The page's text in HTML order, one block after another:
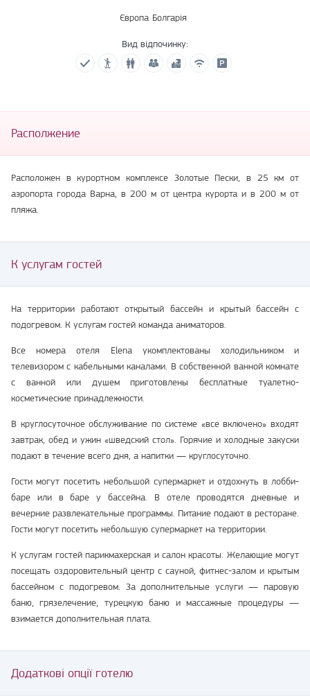
Європа Болгарія
Вид відпочинку:
Располжение
Расположен в курортном комплексе Золотые Пески, в 25 км от
аэропорта города Варна, в 200 м от центра курорта и в 200 м от
пляжа.
К услугам гостей
На территории работают открытый бассейн и крытый бассейн с
подогревом. К услугам гостей команда аниматоров.
Все номера отеля Elena укомплектованы холодильником и
телевизором с кабельными каналами. В собственной ванной комнате
с ванной или душем приготовлены бесплатные туалетно-
косметические принадлежности.
В круглосуточное обслуживание по системе «все включено» входят
завтрак, обед и ужин «шведский стол». Горячие и холодные закуски
подают в течение всего дня, а напитки — круглосуточно.
Гости могут посетить небольшой супермаркет и отдохнуть в лобби-
баре или в баре у бассейна. В отеле проводятся дневные и
вечерние развлекательные программы. Питание подают в ресторане.
Гости могут посетить небольшую супермаркет на территории.
К услугам гостей парикмахерская и салон красоты. Желающие могут
посещать оздоровительный центр с сауной, фитнес-залом и крытым
бассейном с подогревом. За дополнительные услуги — паровую
баню, грязелечение, турецкую баню и массажные процедуры —
взимается дополнительная плата.
Додаткові опції готелю